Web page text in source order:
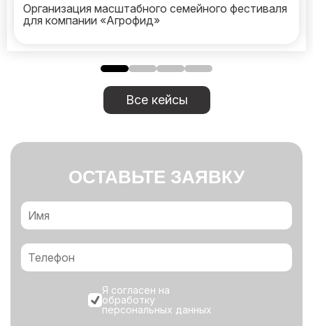
Организация масштабного семейного фестиваля
для компании «Агрофид»
Все кейсы
ОСТАВЬТЕ ЗАЯВКУ
Я согласен на
обработку
персональных данных